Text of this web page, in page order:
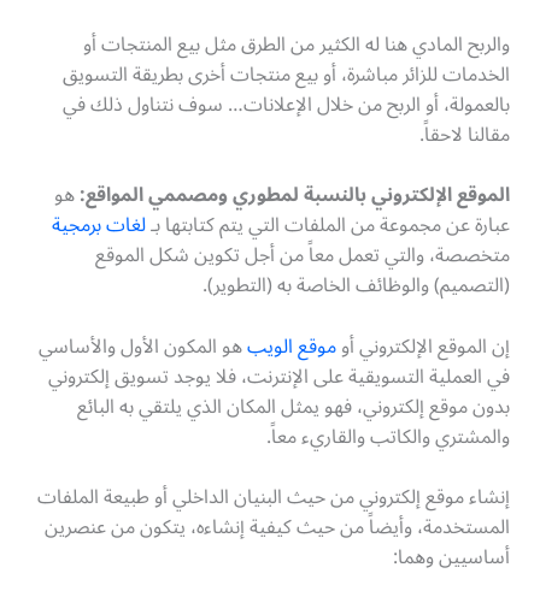
والربح المادي هنا له الكثير من الطرق مثل بيع المنتجات أو
الخدمات للزائر مباشرة، أو بيع منتجات أخرى بطريقة التسويق
بالعمولة، أو الربح من خلال الإعلانات… سوف نتناول ذلك في
مقالنا لاحقاً.
الموقع الإلكتروني بالنسبة لمطوري ومصممي المواقع:هو
عبارة عن مجموعة من الملفات التي يتم كتابتها بـلغات برمجية
متخصصة، والتي تعمل معاً من أجل تكوين شكل الموقع
(التصميم) والوظائف الخاصة به (التطوير).
إن الموقع الإلكتروني أوموقع الويبهو المكون الأول والأساسي
في العملية التسويقية على الإنترنت، فلا يوجد تسويق إلكتروني
بدون موقع إلكتروني، فهو يمثل المكان الذي يلتقي به البائع
والمشتري والكاتب والقاريء معاً.
إنشاء موقع إلكتروني من حيث البنيان الداخلي أو طبيعة الملفات
المستخدمة، وأيضاً من حيث كيفية إنشاءه، يتكون من عنصرين
أساسيين وهما: